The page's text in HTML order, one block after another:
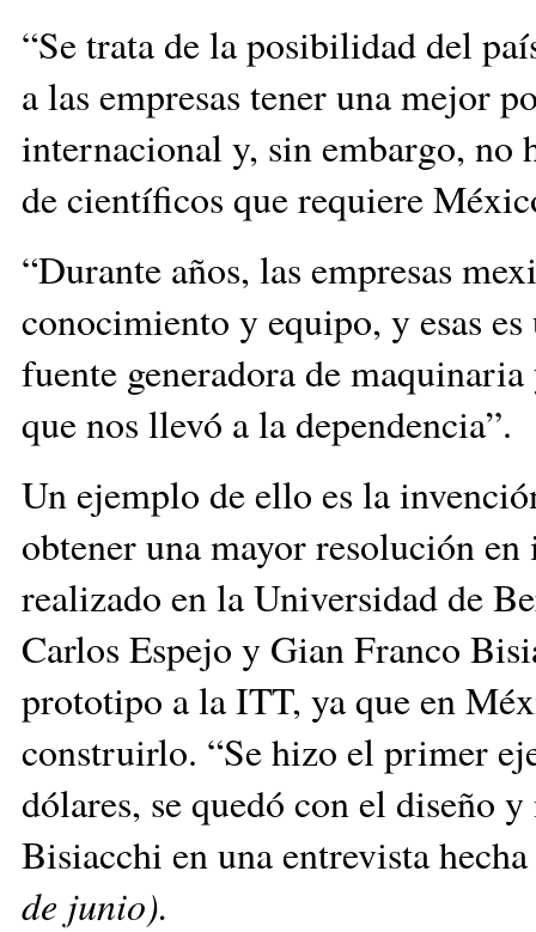
“Se trata de la posibilidad del
a las empresas tener una mejor
internacional y, sin embargo, no
de científicos que requiere
“Durante años, las empresas
conocimiento y equipo, y esas
fuente generadora de
que nos llevó a la dependencia”.
Un ejemplo de ello es la
obtener una mayor resolución
realizado en la Universidad de
Carlos Espejo y Gian Franco
prototipo a la ITT, ya que en
construirlo. “Se hizo el primer
dólares, se quedó con el diseño
Bisiacchi en una entrevista
de junio).